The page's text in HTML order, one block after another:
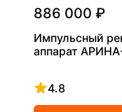
886 000 ₽
Импульсный
аппарат
4.8
Рейтинг 4.8 из 5